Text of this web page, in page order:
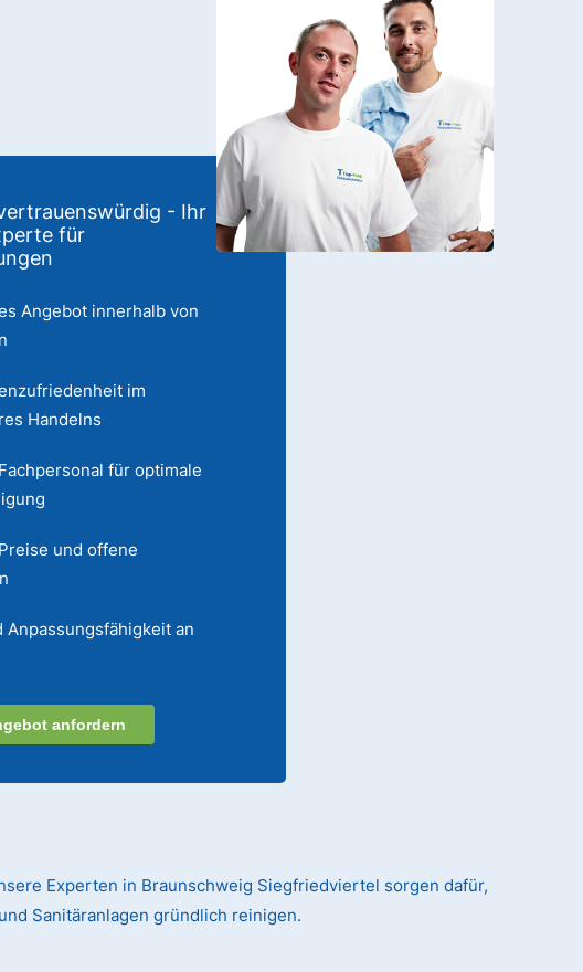
- Ihr
für
Angebot innerhalb von
im
Handelns
für optimale
und offene
Anpassungsfähigkeit an
anfordern
Experten in Braunschweig Siegfriedviertel sorgen dafür,
Sanitäranlagen gründlich reinigen.